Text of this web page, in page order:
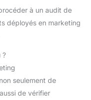
à un audit de
déployés en marketing
?
seulement de
de vérifier